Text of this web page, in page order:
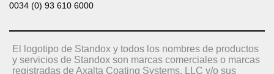
0034 (0) 93 610 6000
El logotipo de Standox y todos los nombres de productos
y servicios de Standox son marcas comerciales o marcas
registradas de Axalta Coating Systems, LLC y/o sus